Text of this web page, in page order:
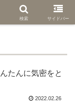
たんに気密をと
2022.02.26
検索 サイドバー